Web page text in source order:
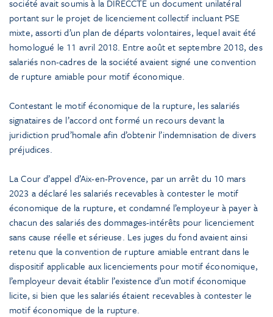
société avait soumis à la DIRECCTE un document unilatéral
portant sur le projet de licenciement collectif incluant PSE
mixte, assorti d’un plan de départs volontaires, lequel avait été
homologué le 11 avril 2018. Entre août et septembre 2018, des
salariés non-cadres de la société avaient signé une convention
de rupture amiable pour motif économique.
Contestant le motif économique de la rupture, les salariés
signataires de l’accord ont formé un recours devant la
juridiction prud’homale afin d’obtenir l’indemnisation de divers
préjudices.
La Cour d’appel d’Aix-en-Provence, par un arrêt du 10 mars
2023 a déclaré les salariés recevables à contester le motif
économique de la rupture, et condamné l’employeur à payer à
chacun des salariés des dommages-intérêts pour licenciement
sans cause réelle et sérieuse. Les juges du fond avaient ainsi
retenu que la convention de rupture amiable entrant dans le
dispositif applicable aux licenciements pour motif économique,
l’employeur devait établir l’existence d’un motif économique
licite, si bien que les salariés étaient recevables à contester le
motif économique de la rupture.